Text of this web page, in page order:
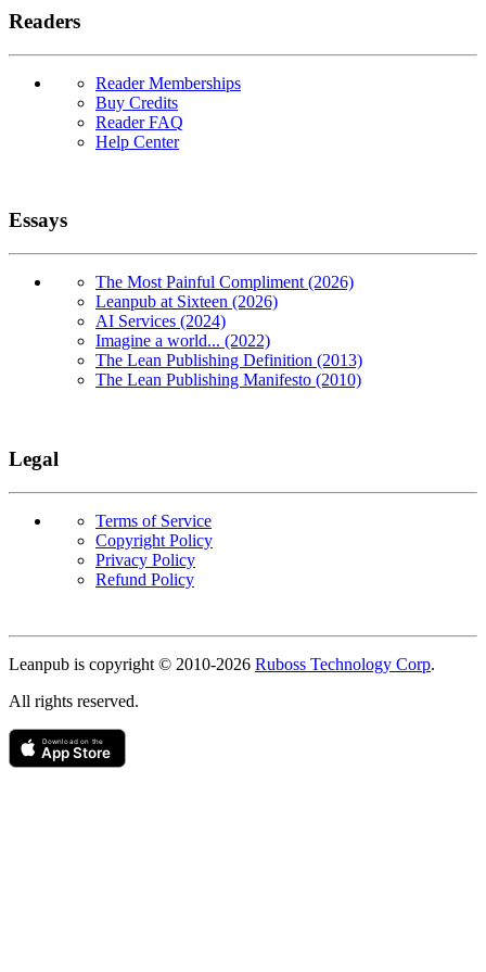
Readers
Reader Memberships
Buy Credits
Reader FAQ
Help Center
Essays
The Most Painful Compliment (2026)
Leanpub at Sixteen (2026)
AI Services (2024)
Imagine a world... (2022)
The Lean Publishing Definition (2013)
The Lean Publishing Manifesto (2010)
Legal
Terms of Service
Copyright Policy
Privacy Policy
Refund Policy
Copyright
Leanpub is copyright © 2010-2026 Ruboss Technology Corp.
All rights reserved.